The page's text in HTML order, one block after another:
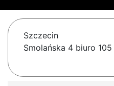
Szczecin
Smolańska 4 biuro 105